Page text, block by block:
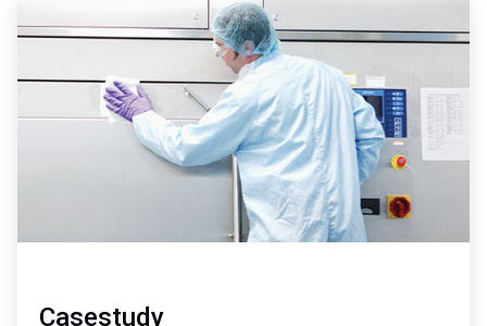
ˑ
Casestudy